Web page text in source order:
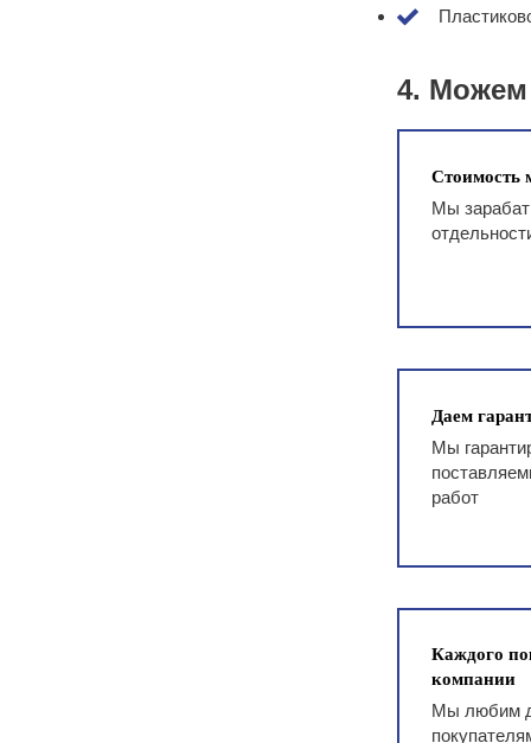
4. Можем
Стоимость
Мы
Даем
Мы
работ
Каждого
компании
Мы любим